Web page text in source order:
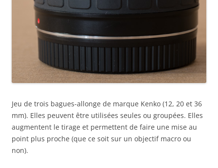
Jeu de trois bagues-allonge de marque Kenko (12, 20 et 36
mm). Elles peuvent être utilisées seules ou groupées. Elles
augmentent le tirage et permettent de faire une mise au
point plus proche (que ce soit sur un objectif macro ou
non).